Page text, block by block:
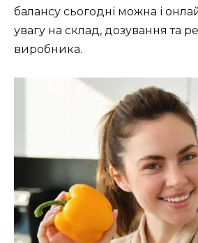
балансу сьогодні можна і
увагу на склад, дозування та
виробника.